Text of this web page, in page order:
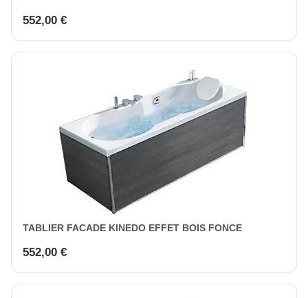
552,00 €
TABLIER FACADE KINEDO EFFET BOIS FONCE
552,00 €